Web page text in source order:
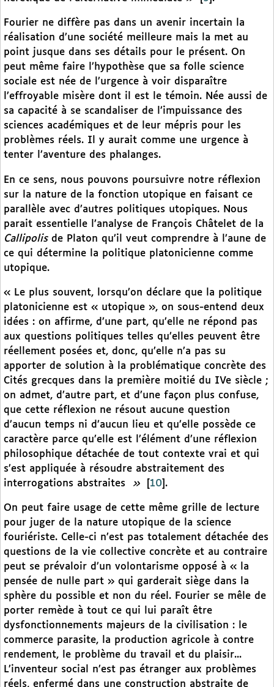
Fourier ne diffère pas dans un avenir incertain la
réalisation d’une société meilleure mais la met au
point jusque dans ses détails pour le présent. On
peut même faire l’hypothèse que sa folle science
sociale est née de l’urgence à voir disparaître
l’effroyable misère dont il est le témoin. Née aussi de
sa capacité à se scandaliser de l’impuissance des
sciences académiques et de leur mépris pour les
problèmes réels. Il y aurait comme une urgence à
tenter l’aventure des phalanges.
En ce sens, nous pouvons poursuivre notre réflexion
sur la nature de la fonction utopique en faisant ce
parallèle avec d’autres politiques utopiques. Nous
parait essentielle l’analyse de François Châtelet de la
Callipolisde Platon qu’il veut comprendre à l’aune de
ce qui détermine la politique platonicienne comme
utopique.
« Le plus souvent, lorsqu’on déclare que la politique
platonicienne est « utopique », on sous-entend deux
idées : on affirme, d’une part, qu’elle ne répond pas
aux questions politiques telles qu’elles peuvent être
réellement posées et, donc, qu’elle n’a pas su
apporter de solution à la problématique concrète des
Cités grecques dans la première moitié du IVe siècle ;
on admet, d’autre part, et d’une façon plus confuse,
que cette réflexion ne résout aucune question
d’aucun temps ni d’aucun lieu et qu’elle possède ce
caractère parce qu’elle est l’élément d’une réflexion
philosophique détachée de tout contexte vrai et qui
s’est appliquée à résoudre abstraitement des
interrogations abstraites
» 10 .
On peut faire usage de cette même grille de lecture
pour juger de la nature utopique de la science
fouriériste. Celle-ci n’est pas totalement détachée des
questions de la vie collective concrète et au contraire
peut se prévaloir d’un volontarisme opposé à « la
pensée de nulle part » qui garderait siège dans la
sphère du possible et non du réel. Fourier se mêle de
porter remède à tout ce qui lui paraît être
dysfonctionnements majeurs de la civilisation : le
commerce parasite, la production agricole à contre
rendement, le problème du travail et du plaisir...
L’inventeur social n’est pas étranger aux problèmes
réels, enfermé dans une construction abstraite de